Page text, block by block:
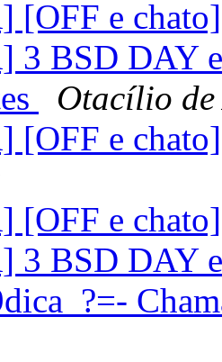
[OFF e
3 BSD DAY
Otacílio de
[OFF e
[OFF e
3 BSD DAY